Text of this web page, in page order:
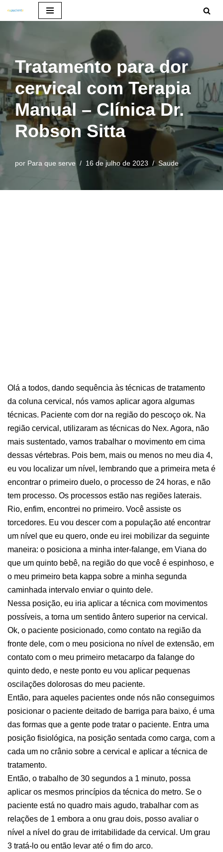
para
o
conteúdo
Tratamento para dor
cervical com Terapia
Manual – Clínica Dr.
Robson Sitta
por Para que serve 16 de julho de 2023 Saude
Olá a todos, dando sequência às técnicas de tratamento
da coluna cervical, nós vamos aplicar agora algumas
técnicas. Paciente com dor na região do pescoço ok. Na
região cervical, utilizaram as técnicas do Nex. Agora, não
mais sustentado, vamos trabalhar o movimento em cima
dessas vértebras. Pois bem, mais ou menos no meu dia 4,
eu vou localizar um nível, lembrando que a primeira meta é
encontrar o primeiro duelo, o processo de 24 horas, e não
tem processo. Os processos estão nas regiões laterais.
Rio, enfim, encontrei no primeiro. Você assiste os
torcedores. Eu vou descer com a população até encontrar
um nível que eu quero, onde eu irei mobilizar da seguinte
maneira: o posiciona a minha inter-falange, em Viana do
que um quinto bebê, na região do que você é espinhoso, e
o meu primeiro beta kappa sobre a minha segunda
caminhada intervalo enviar o quinto dele.
Nessa posição, eu iria aplicar a técnica com movimentos
possíveis, a torna um sentido ântero superior na cervical.
Ok, o paciente posicionado, como contato na região da
fronte dele, com o meu posiciona no nível de extensão, em
contato com o meu primeiro metacarpo da falange do
quinto dedo, e neste ponto eu vou aplicar pequenas
oscilações dolorosas do meu paciente.
Então, para aqueles pacientes onde nós não conseguimos
posicionar o paciente deitado de barriga para baixo, é uma
das formas que a gente pode tratar o paciente. Entra uma
posição fisiológica, na posição sentada como carga, com a
cada um no crânio sobre a cervical e aplicar a técnica de
tratamento.
Então, o trabalho de 30 segundos a 1 minuto, possa
aplicar os mesmos princípios da técnica do metro. Se o
paciente está no quadro mais agudo, trabalhar com as
relações de 1 embora a onu grau dois, posso avaliar o
nível a nível do grau de irritabilidade da cervical. Um grau
3 tratá-lo ou então levar até o fim do arco.